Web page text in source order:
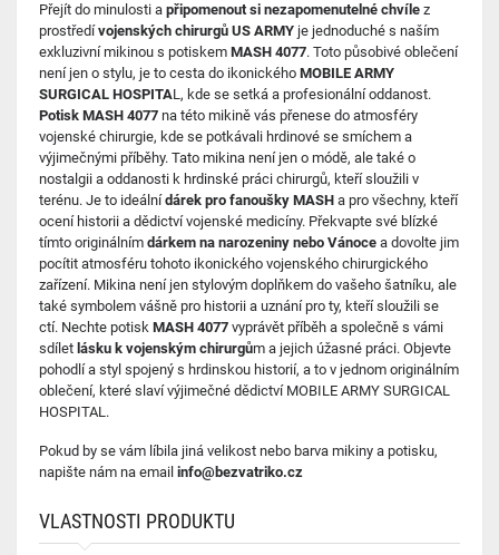
Přejít do minulosti a připomenout si nezapomenutelné chvíle z
prostředívojenských chirurgů US ARMY je jednoduché s naším
exkluzivní mikinou s potiskem MASH 4077. Toto působivé oblečení
není jen o stylu, je to cesta do ikonického MOBILE ARMY
SURGICAL HOSPITAL, kde se setká a profesionální oddanost.
Potisk MASH 4077 na této mikině vás přenese do atmosféry
vojenské chirurgie, kde se potkávali hrdinové se smíchem a
výjimečnými příběhy. Tato mikina není jen o módě, ale také o
nostalgii a oddanosti k hrdinské práci chirurgů, kteří sloužili v
terénu. Je to ideálnídárek pro fanoušky MASH a pro všechny, kteří
ocení historii a dědictví vojenské medicíny. Překvapte své blízké
tímto originálním dárkem na narozeniny nebo Vánoce a dovolte jim
pocítit atmosféru tohoto ikonického vojenského chirurgického
zařízení. Mikina není jen stylovým doplňkem do vašeho šatníku, ale
také symbolem vášně pro historii a uznání pro ty, kteří sloužili se
ctí. Nechte potisk MASH 4077 vyprávět příběh a společně s vámi
sdílet lásku k vojenským chirurgům a jejich úžasné práci. Objevte
pohodlí a styl spojený s hrdinskou historií, a to v jednom originálním
oblečení, které slaví výjimečné dědictví MOBILE ARMY SURGICAL
HOSPITAL.
Pokud by se vám líbila jiná velikost nebo barva mikiny a potisku,
napište nám na email info@bezvatriko.cz
VLASTNOSTI PRODUKTU